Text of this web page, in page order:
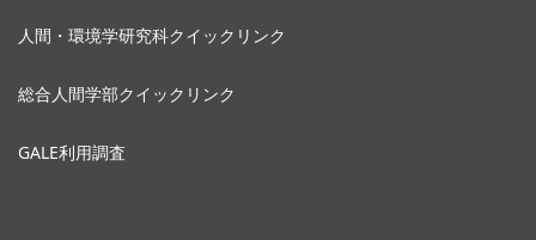
人間・環境学研究科クイックリンク
総合人間学部クイックリンク
GALE利用調査